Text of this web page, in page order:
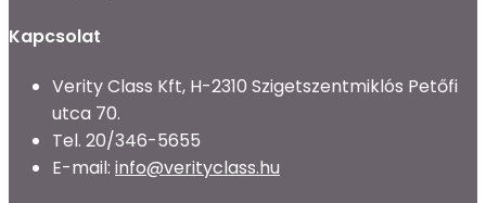
Kapcsolat
Verity Class Kft, H-2310 Szigetszentmiklós Petőfi
utca 70.
Tel. 20/346-5655
E-mail: info@verityclass.hu